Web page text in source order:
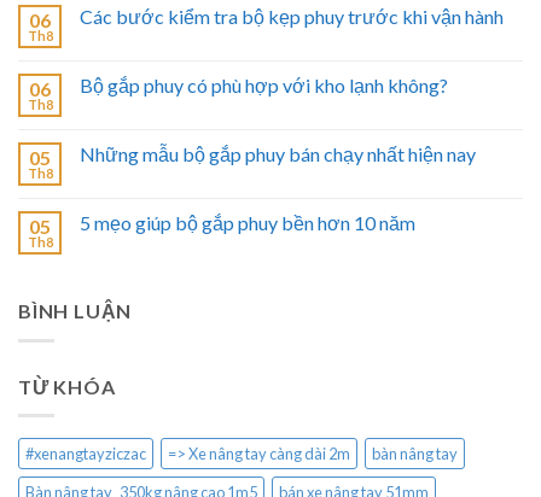
06
Th8
Các bước kiểm tra bộ kẹp phuy trước khi vận hành
06
Th8
Bộ gắp phuy có phù hợp với kho lạnh không?
05
Th8
Những mẫu bộ gắp phuy bán chạy nhất hiện nay
05
Th8
5 mẹo giúp bộ gắp phuy bền hơn 10 năm
BÌNH LUẬN
TỪ KHÓA
#xenangtayziczac => Xe nâng tay càng dài 2m
bàn nâng tay
Bàn nâng tay 350kg nâng cao 1m5
bán xe nâng tay 51mm